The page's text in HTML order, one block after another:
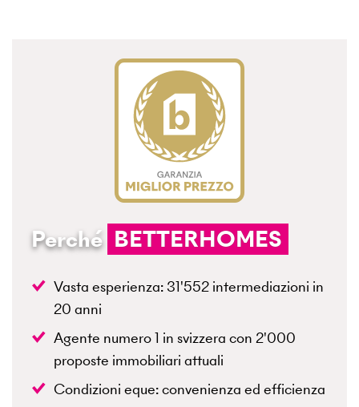
Perché BETTERHOMES
Vasta esperienza:31'552 intermediazioni in
20 anni
Agente numero 1 in svizzera con 2'000
proposte immobiliari attuali
Condizioni eque: convenienza ed efficienza